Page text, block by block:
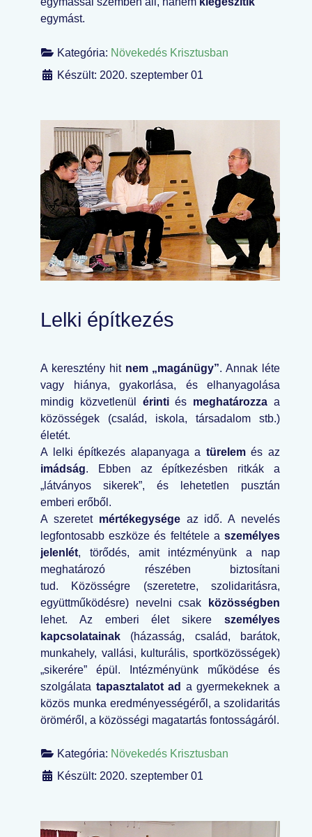
egymást.
Kategória: Növekedés Krisztusban
Készült: 2020. szeptember 01
Lelki építkezés
A keresztény hit nem „magánügy”. Annak léte
vagy hiánya, gyakorlása, és elhanyagolása
mindig közvetlenül érintiés meghatározza a
közösségek (család, iskola, társadalom stb.)
életét.
A lelki építkezés alapanyaga a türelemés az
imádság. Ebben az építkezésben ritkák a
„látványos sikerek”, és lehetetlen pusztán
emberi erőből.
A szeretet mértékegységeaz idő. A nevelés
legfontosabb eszköze és feltétele a személyes
jelenlét, törődés, amit intézményünk a nap
meghatározó részében biztosítani
tud. Közösségre (szeretetre, szolidaritásra,
együttműködésre) nevelni csak
közösségben
lehet. Az emberi élet sikere személyes
kapcsolatainak (házasság, család, barátok,
munkahely, vallási, kulturális, sportközösségek)
„sikerére” épül. Intézményünk működése és
szolgálata tapasztalatot ad a gyermekeknek a
közös munka eredményességéről, a szolidaritás
öröméről, a közösségi magatartás fontosságáról.
Kategória: Növekedés Krisztusban
Készült: 2020. szeptember 01